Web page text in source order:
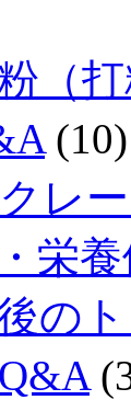
（
(10)
レ
栄
の